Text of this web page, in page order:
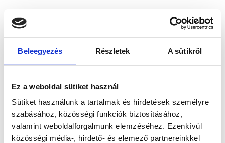
Beleegyezés Részletek A sütikről
Ez a weboldal sütiket használ
Sütiket használunk a tartalmak és hirdetések személyre
szabásához, közösségi funkciók biztosításához,
valamint weboldalforgalmunk elemzéséhez. Ezenkívül
közösségi média-, hirdető- és elemező partnereinkkel